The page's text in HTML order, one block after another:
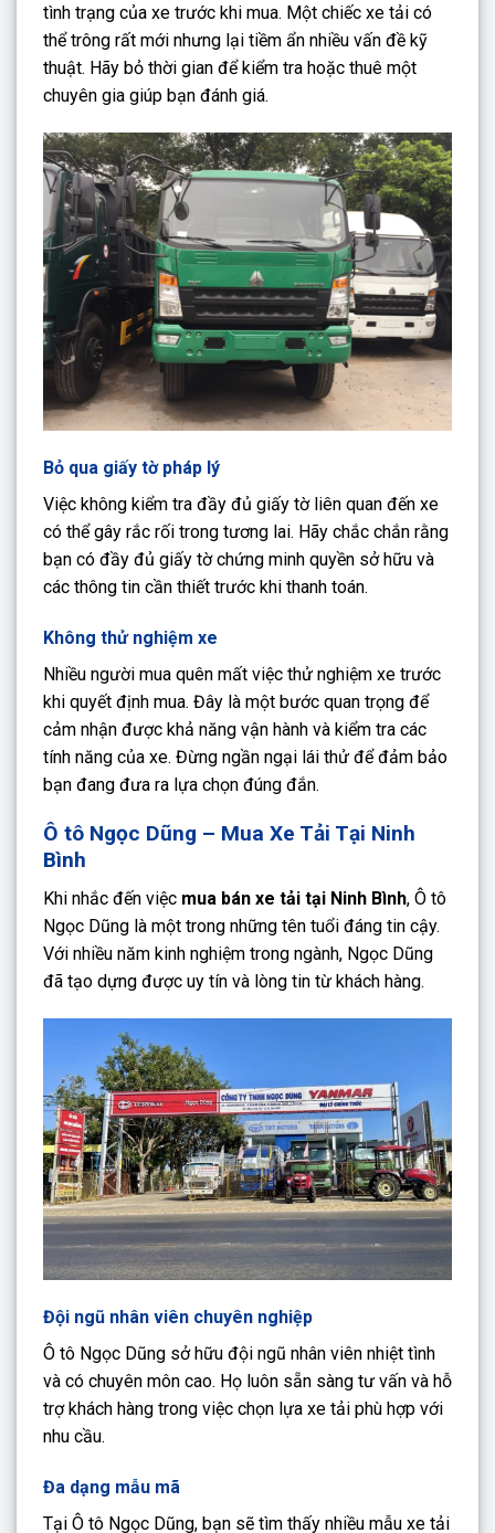
tình trạng của xe trước khi mua. Một chiếc xe tải có
thể trông rất mới nhưng lại tiềm ẩn nhiều vấn đề kỹ
thuật. Hãy bỏ thời gian để kiểm tra hoặc thuê một
chuyên gia giúp bạn đánh giá.
Bỏ qua giấy tờ pháp lý
Việc không kiểm tra đầy đủ giấy tờ liên quan đến xe
có thể gây rắc rối trong tương lai. Hãy chắc chắn rằng
bạn có đầy đủ giấy tờ chứng minh quyền sở hữu và
các thông tin cần thiết trước khi thanh toán.
Không thử nghiệm xe
Nhiều người mua quên mất việc thử nghiệm xe trước
khi quyết định mua. Đây là một bước quan trọng để
cảm nhận được khả năng vận hành và kiểm tra các
tính năng của xe. Đừng ngần ngại lái thử để đảm bảo
bạn đang đưa ra lựa chọn đúng đắn.
Ô tô Ngọc Dũng – Mua Xe Tải Tại Ninh
Bình
Khi nhắc đến việc mua bán xe tải tại Ninh Bình, Ô tô
Ngọc Dũng là một trong những tên tuổi đáng tin cậy.
Với nhiều năm kinh nghiệm trong ngành, Ngọc Dũng
đã tạo dựng được uy tín và lòng tin từ khách hàng.
Đội ngũ nhân viên chuyên nghiệp
Ô tô Ngọc Dũng sở hữu đội ngũ nhân viên nhiệt tình
và có chuyên môn cao. Họ luôn sẵn sàng tư vấn và hỗ
trợ khách hàng trong việc chọn lựa xe tải phù hợp với
nhu cầu.
Đa dạng mẫu mã
Tại Ô tô Ngọc Dũng, bạn sẽ tìm thấy nhiều mẫu xe tải